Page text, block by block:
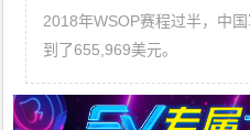
2018年WSOP赛程过半，中
到了655,969美元。